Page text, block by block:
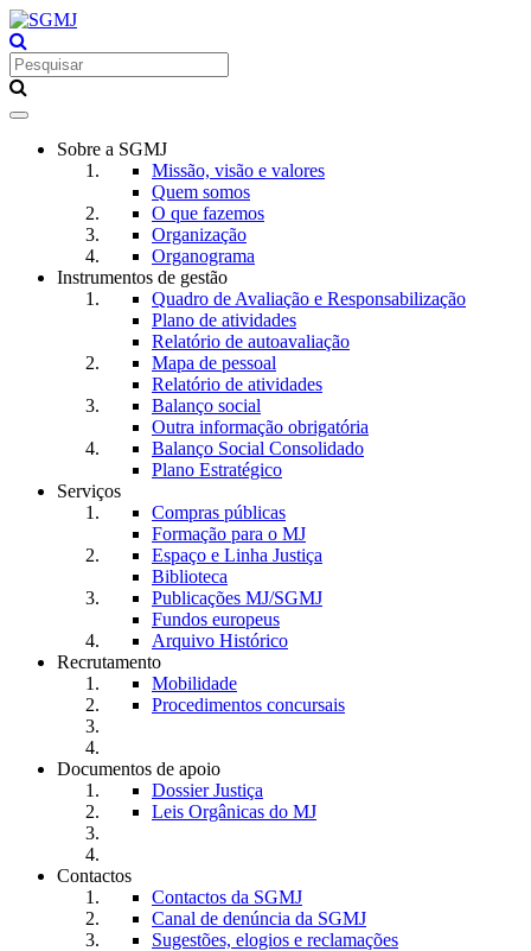
Toggle
navigationSobre a SGMJ
Missão, visão e valores
Quem somos
O que fazemos
Organização
Organograma
Instrumentos de gestão
Quadro de Avaliação e Responsabilização
Plano de atividades
Relatório de autoavaliação
Mapa de pessoal
Relatório de atividades
Balanço social
Outra informação obrigatória
Balanço Social Consolidado
Plano Estratégico
Serviços
Compras públicas
Formação para o MJ
Espaço e Linha Justiça
Biblioteca
Publicações MJ/SGMJ
Fundos europeus
Arquivo Histórico
Recrutamento
Mobilidade
Procedimentos concursais
Documentos de apoio
Dossier Justiça
Leis Orgânicas do MJ
Contactos
Contactos da SGMJ
Canal de denúncia da SGMJ
Sugestões, elogios e reclamações